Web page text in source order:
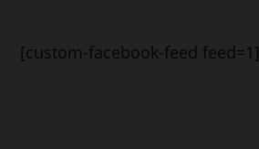
[custom-facebook-feed feed=1]